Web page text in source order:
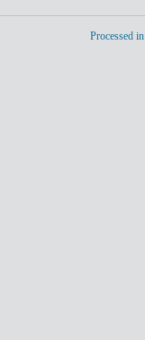
Processed